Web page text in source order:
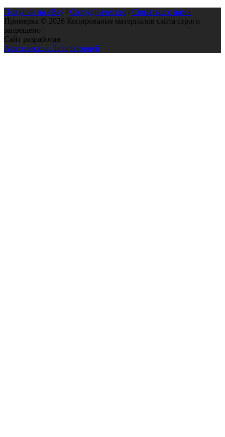
Покупки на eBay / Сотрудничество / Связаться с нами
Примерка © 2026 Копирование материалов сайта строго
запрещено
Сайт разработан
Арктической Лабораторией